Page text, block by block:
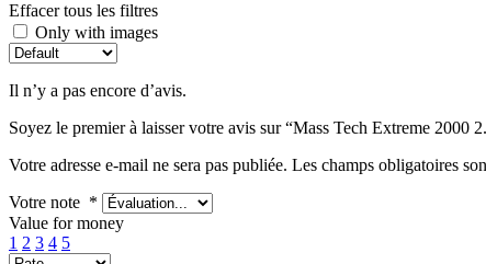
Effacer tous les filtres
Only with images
Il n’y a pas encore d’avis.
Soyez le premier à laisser votre avis sur “Mass Tech Extreme 2000
Votre adresse e-mail ne sera pas publiée. Les champs obligatoires
Votre note *
Value for money
1 2 3 4 5